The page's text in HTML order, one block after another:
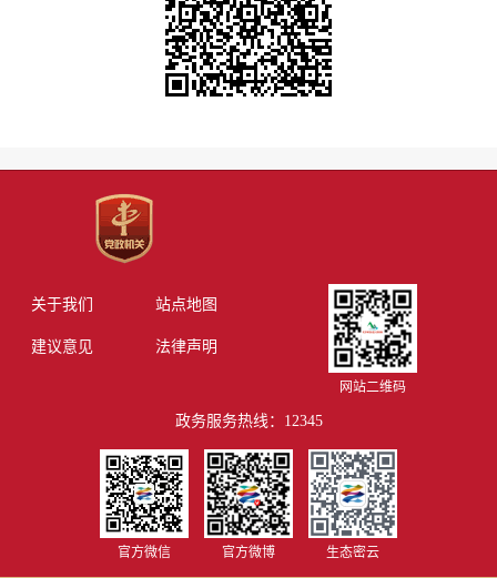
关于我们 站点地图
建议意见 法律声明
网站二维码
政务服务热线：12345
官方微信 官方微博 生态密云